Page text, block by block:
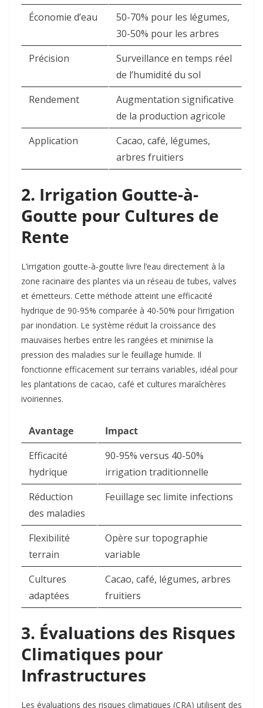
Économie d’eau
50-70% pour les légumes,
30-50% pour les arbres ​
Précision
Surveillance en temps réel
de l’humidité du sol ​
Rendement
Augmentation significative
de la production agricole ​
Application
Cacao, café, légumes,
arbres fruitiers ​
2. Irrigation Goutte-à-
Goutte pour Cultures de
Rente
L’irrigation goutte-à-goutte livre l’eau directement à la
zone racinaire des plantes via un réseau de tubes, valves
et émetteurs. Cette méthode atteint une efficacité
hydrique de 90-95% comparée à 40-50% pour l’irrigation
par inondation. Le système réduit la croissance des
mauvaises herbes entre les rangées et minimise la
pression des maladies sur le feuillage humide. Il
fonctionne efficacement sur terrains variables, idéal pour
les plantations de cacao, café et cultures maraîchères
ivoiriennes.​
Avantage
Impact
Efficacité
hydrique
90-95% versus 40-50%
irrigation traditionnelle ​
Réduction
des maladies
Feuillage sec limite infections
Flexibilité
terrain
Opère sur topographie
variable ​
Cultures
adaptées
Cacao, café, légumes, arbres
fruitiers ​
3. Évaluations des Risques
Climatiques pour
Infrastructures
Les évaluations des risques climatiques (CRA) utilisent des